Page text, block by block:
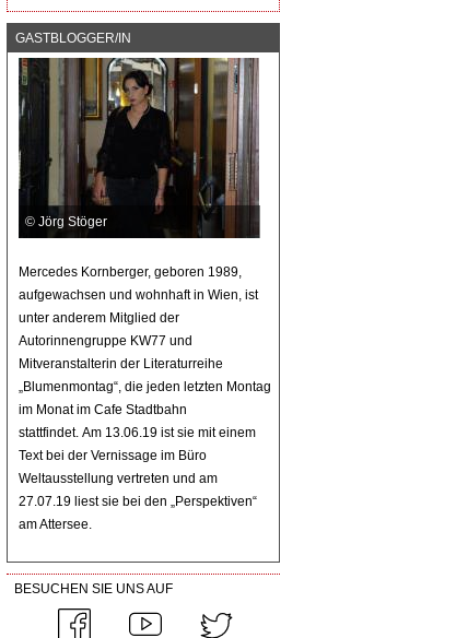
GASTBLOGGER/IN
© Jörg Stöger
Mercedes Kornberger, geboren 1989,
aufgewachsen und wohnhaft in Wien, ist
unter anderem Mitglied der
Autorinnengruppe KW77 und
Mitveranstalterin der Literaturreihe
„Blumenmontag“, die jeden letzten Montag
im Monat im Cafe Stadtbahn
stattfindet. Am 13.06.19 ist sie mit einem
Text bei der Vernissage im Büro
Weltausstellung vertreten und am
27.07.19 liest sie bei den „Perspektiven“
am Attersee.
BESUCHEN SIE UNS AUF